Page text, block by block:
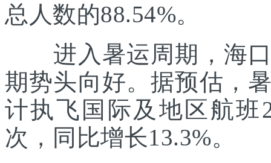
总人数的88.54%。
进入暑运周期，海口
期势头向好。据预估，
计执飞国际及地区航班
次，同比增长13.3%。